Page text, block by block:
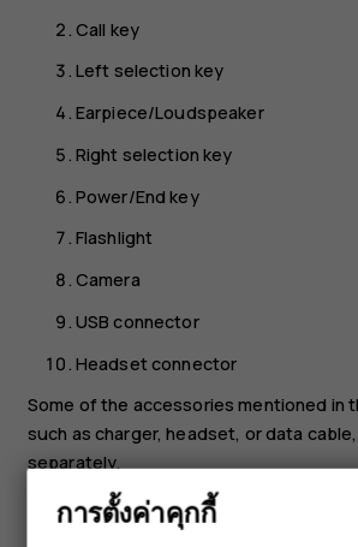
Call key
Left selection key
Earpiece/Loudspeaker
Right selection key
Power/End key
Flashlight
Camera
USB connector
Headset connector
Some of the accessories mentioned in
such as charger, headset, or data
separately.
หมายเหตุ:คุณสามารถตั้งค่าโทรศัพท์
การตั้งค่าคุกกี้